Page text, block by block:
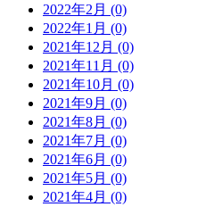
2022年2月 (0)
2022年1月 (0)
2021年12月 (0)
2021年11月 (0)
2021年10月 (0)
2021年9月 (0)
2021年8月 (0)
2021年7月 (0)
2021年6月 (0)
2021年5月 (0)
2021年4月 (0)